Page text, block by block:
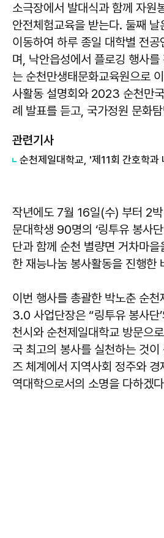
소극장에서 발대식과 함께 자원
안전체험교육을 받는다. 둘째
이동하여 하루 종일 대학별 전공
며, 낙안읍성에서 플로깅 행사를
는 순천만생태문화교육원으로
사활동 설명회와 2023 순천만
례 발표를 듣고, 국가정원 문화
관련기사
순천제일대학교, '제11회 간호학과
작년에도 7월 16일(수) 부터 2
문대학생 90명의 ‘링투유 봉사
단과 함께 순천 별량면 거차마을
한 재능나눔 봉사활동을 진행한
이번 행사를 총괄한 박노춘 순
3.0 사업단장은 “링투유 봉사단
천시와 순천제일대학교 방문으
국 최고의 봉사를 실천하는 것이
즈 체계에서 지역사회 정주와 경
역대학으로서의 소명을 다하겠